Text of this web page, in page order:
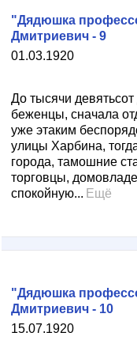
01.03.1920
"Дядюшка
Дмитриевич - 9
До тысячи
беженцы, сначала
уже этаким
улицы Харбина,
города, тамошние
торговцы,
спокойную... Ещё
15.07.1920
"Дядюшка
Дмитриевич - 10